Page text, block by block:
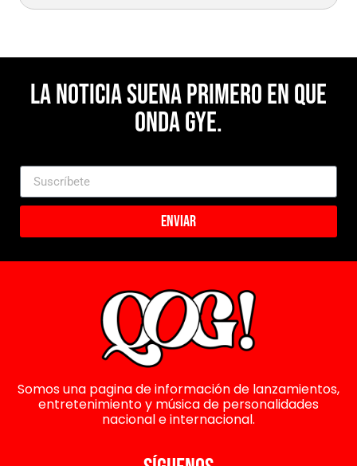
La noticia suena primero en Que
Onda Gye.
Enviar
Somos una pagina de información de lanzamientos,
entretenimiento y música de personalidades
nacional e internacional.